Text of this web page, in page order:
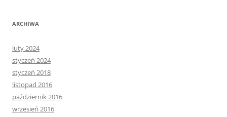
ARCHIWA
luty 2024
styczeń 2024
styczeń 2018
listopad 2016
październik 2016
wrzesień 2016